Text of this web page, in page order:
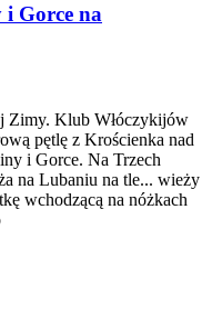
Gorce na
Zimy. Klub Włóczykijów
pętlę z Krościenka nad
i Gorce. Na Trzech
na Lubaniu na tle... wieży
wchodzącą na nóżkach